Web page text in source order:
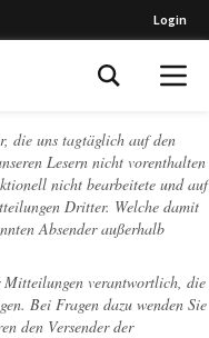
Login
die uns tagtäglich auf den
Lesern nicht vorenthalten
nicht bearbeitete und auf
Dritter. Welche damit
Absender außerhalb
verantwortlich, die
Bei Fragen dazu wenden Sie
den Versender der